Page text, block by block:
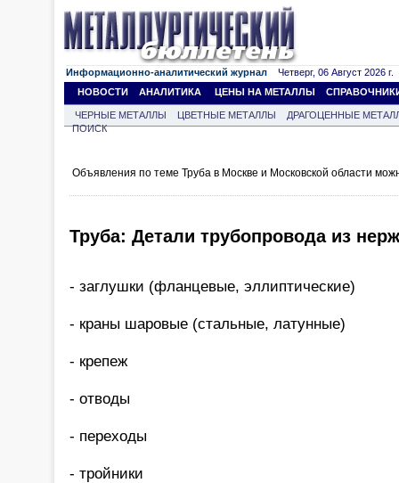
Информационно-аналитический журнал Четверг, 06 Август 2026 г.
НОВОСТИ
АНАЛИТИКА ЦЕНЫ НА МЕТАЛЛЫ
ЧЕРНЫЕ МЕТАЛЛЫ ЦВЕТНЫЕ МЕТАЛЛЫ
ДРАГОЦЕННЫЕ
ПОИСК
Объявления по теме Труба в Москве и Московской области
Труба: Детали трубопровода из
- заглушки (фланцевые, эллиптические)
- краны шаровые (стальные, латунные)
- крепеж
- отводы
- переходы
- тройники